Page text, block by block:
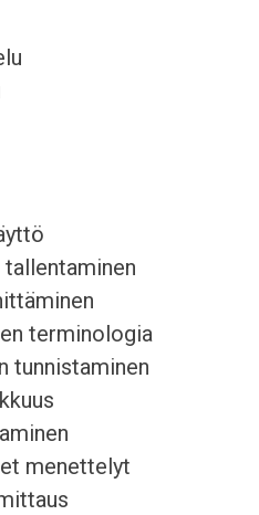
terminologia
tunnistaminen
menettelyt